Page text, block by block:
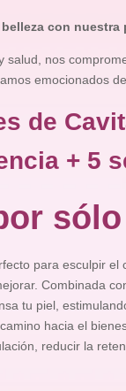
con
salud, nos
emocionados
de
+ 5
para esculpir
Combinada
tu piel,
hacia el
reducir la